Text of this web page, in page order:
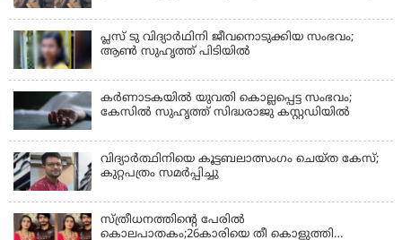
പ്ലസ് ടു വിദ്യാര്‍ഥിനി ജീവനൊടുക്കിയ സംഭവം;
ആണ്‍ സുഹൃത്ത് പിടിയില്‍
കര്‍ണാടകയില്‍ യുവതി കൊല്ലപ്പെട്ട സംഭവം;
കേസില്‍ സുഹൃത്ത് സിദ്ധരാജു കസ്റ്റഡിയില്‍
വിദ്യാർത്ഥിനിയെ കൂട്ടബലാത്സംഗം ചെയ്ത കേസ്;
കുറ്റപത്രം സമര്‍പ്പിച്ചു
സ്ത്രീധനത്തിന്റെ പേരില്‍
കൊലപാതകം;26കാരിയെ തീ കൊളുത്തി